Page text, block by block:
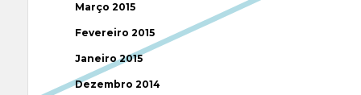
Março 2015
Fevereiro 2015
Janeiro 2015
Dezembro 2014